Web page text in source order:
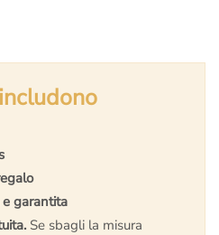
e garantita
Se sbagli la misura